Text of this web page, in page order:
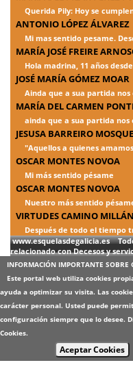
Querida Pily: Hoy se
ANTONIO LÓPEZ ÁLVAREZ
Mi mas sentido pesame.
MARÍA JOSÉ FREIRE
Hola madrina, 11 años
JOSÉ MARÍA GÓMEZ MOAR
Ainda que a sua partida
MARÍA DEL CARMEN
ainda que a sua partida nos
JESUSA BARREIRO
"Aquellos a quienes
OSCAR MONTES NOVOA
Mi más sentido pésame
OSCAR MONTES NOVOA
Nuestro más sentido
VIRTUDES CAMINO MILLÁN
Después de todo el tiempo
www.esquelasdegalicia.es
relacionado con Decesos y
INFORMACIÓN IMPORTANTE SOBRE
Este portal web utiliza cookies
ayuda a optimizar su visita. Las
carácter personal. Usted puede
configuración siempre que lo desee.
Cookies.